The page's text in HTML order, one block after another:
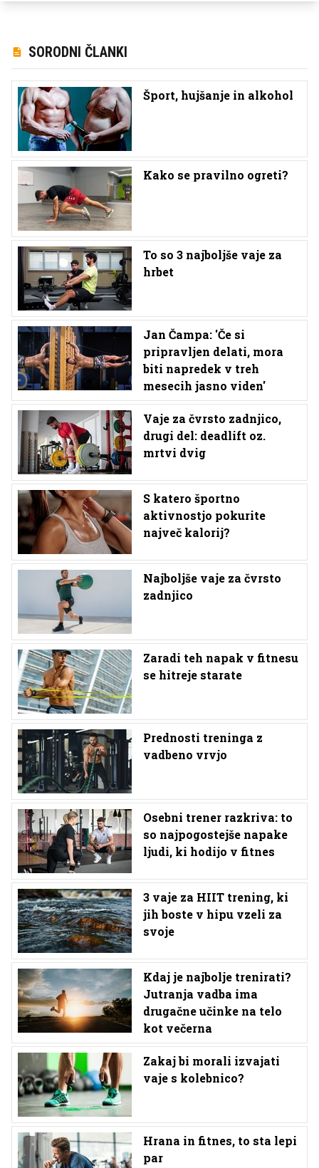
SORODNI ČLANKI
Šport, hujšanje in alkohol
Kako se pravilno ogreti?
To so 3 najboljše vaje za
hrbet
Jan Čampa: 'Če si
pripravljen delati, mora
biti napredek v treh
mesecih jasno viden'
Vaje za čvrsto zadnjico,
drugi del: deadlift oz.
mrtvi dvig
S katero športno
aktivnostjo pokurite
največ kalorij?
Najboljše vaje za čvrsto
zadnjico
Zaradi teh napak v fitnesu
se hitreje starate
Prednosti treninga z
vadbeno vrvjo
Osebni trener razkriva: to
so najpogostejše napake
ljudi, ki hodijo v fitnes
3 vaje za HIIT trening, ki
jih boste v hipu vzeli za
svoje
Kdaj je najbolje trenirati?
Jutranja vadba ima
drugačne učinke na telo
kot večerna
Zakaj bi morali izvajati
vaje s kolebnico?
Hrana in fitnes, to sta lepi
par